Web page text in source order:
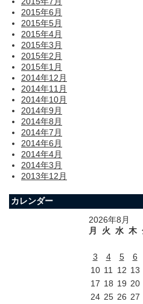
2015年6月
2015年5月
2015年4月
2015年3月
2015年2月
2015年1月
2014年12月
2014年11月
2014年10月
2014年9月
2014年8月
2014年7月
2014年6月
2014年4月
2014年3月
2013年12月
カレンダー
2026年8月
月
火 水 木
3
4 5 6
10 11 12 13
17 18 19 20
24 25 26 27